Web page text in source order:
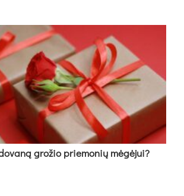
grožio priemonių mėgėjui?